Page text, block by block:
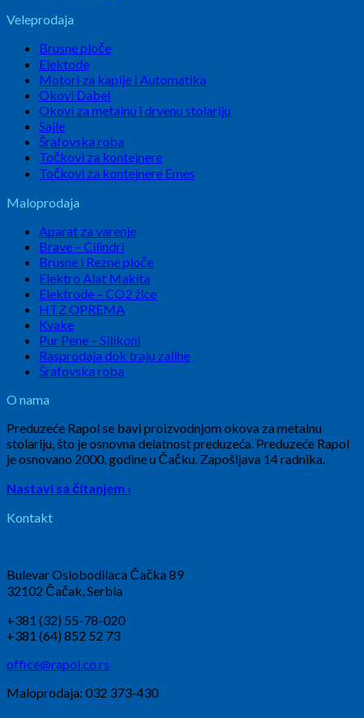
Veleprodaja
Brusne ploče
Elektode
Motori za kapije i Automatika
Okovi Dabel
Okovi za metalnu i drvenu stolariju
Sajle
Šrafovska roba
Točkovi za kontejnere
Točkovi za kontejnere Emes
Maloprodaja
Aparat za varenje
Brave – Cilindri
Brusne i Rezne ploče
Elektro Alat Makita
Elektrode – CO2 žice
HTZ OPREMA
Kvake
Pur Pene – Silikoni
Rasprodaja dok traju zalihe
Šrafovska roba
O nama
Preduzeće Rapol se bavi proizvodnjom okova za metalnu
stolariju, što je osnovna delatnost preduzeća. Preduzeće Rapol
je osnovano 2000. godine u Čačku. Zapošljava 14 radnika.
Nastavi sa čitanjem ›
Kontakt
Bulevar Oslobodilaca Čačka 89
32102 Čačak, Serbia
+381 (32) 55-78-020
+381 (64) 852 52 73
office@rapol.co.rs
Maloprodaja: 032 373-430